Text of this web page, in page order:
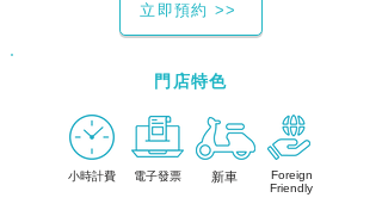
立即預約 >>
門店特色
小時計費 電子發票 新車
Foreign
Friendly